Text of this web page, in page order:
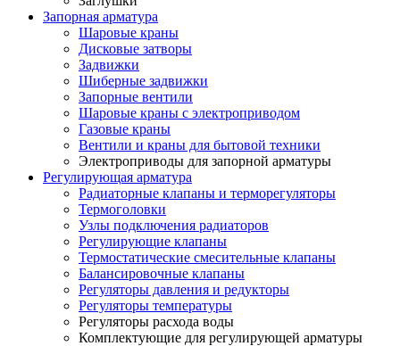
Запорная арматура
Шаровые краны
Дисковые затворы
Задвижки
Шиберные задвижки
Запорные вентили
Шаровые краны с электроприводом
Газовые краны
Вентили и краны для бытовой техники
Электроприводы для запорной арматуры
Регулирующая арматура
Радиаторные клапаны и терморегуляторы
Термоголовки
Узлы подключения радиаторов
Регулирующие клапаны
Термостатические смесительные клапаны
Балансировочные клапаны
Регуляторы давления и редукторы
Регуляторы температуры
Регуляторы расхода воды
Комплектующие для регулирующей арматуры